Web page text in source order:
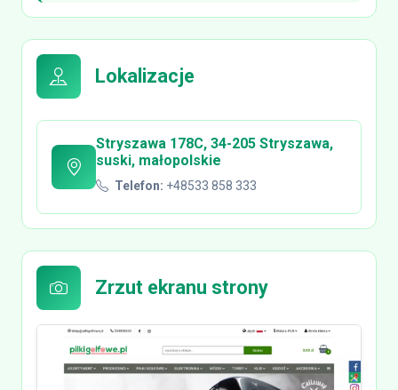
Lokalizacje
Stryszawa 178C, 34-205 Stryszawa,
suski, małopolskie
Telefon: +48533 858 333
Zrzut ekranu strony